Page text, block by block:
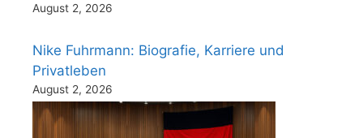
August 2, 2026
Nike Fuhrmann: Biografie, Karriere und
Privatleben
August 2, 2026